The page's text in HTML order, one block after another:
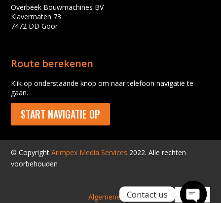
Overbeek Bouwmachines BV
Klavermaten 73
7472 DD Goor
Route berekenen
Klik op onderstaande knop om naar telefoon navigatie te
gaan.
START NAVIGATIE OP
© CopyrightArimpex Media Services 2022. Alle rechten
voorbehouden
Algemene voorwaarden
Contact us